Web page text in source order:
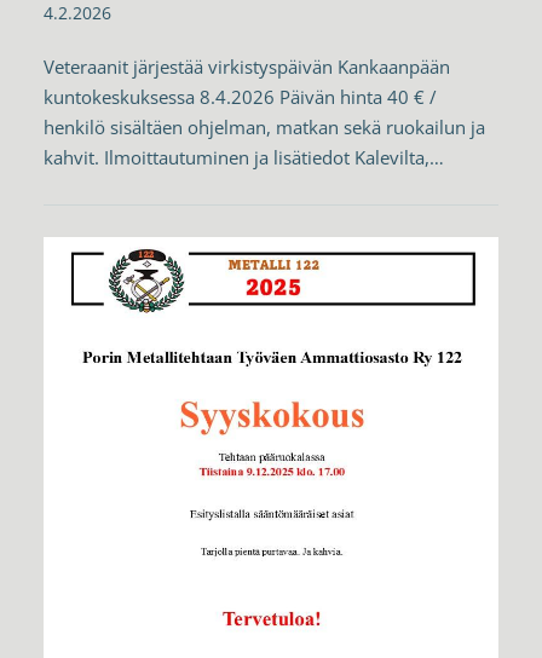
4.2.2026
Veteraanit järjestää virkistyspäivän Kankaanpään
kuntokeskuksessa 8.4.2026 Päivän hinta 40 € /
henkilö sisältäen ohjelman, matkan sekä ruokailun ja
kahvit. Ilmoittautuminen ja lisätiedot Kalevilta,…